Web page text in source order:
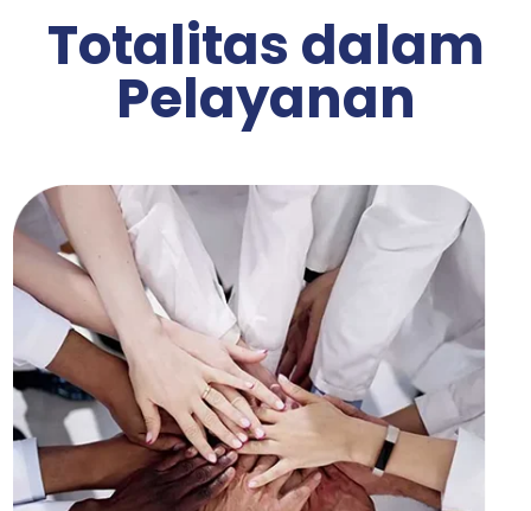
Totalitas dalam
Pelayanan